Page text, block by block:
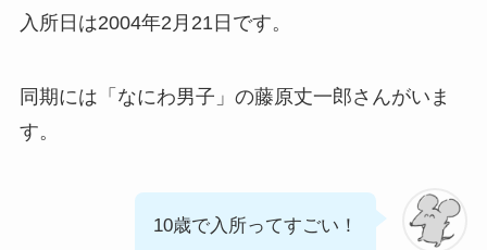
入所日は2004年2月21日です。
同期には「なにわ男子」の藤原丈一郎さんがいま
す。
10歳で入所ってすごい！